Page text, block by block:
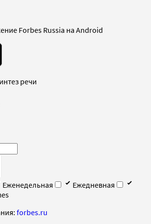
Forbes Russia на Android
речи
Еженедельная
Ежедневная
forbes.ru